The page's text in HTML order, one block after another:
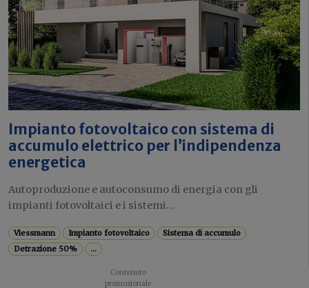
Impianto fotovoltaico con sistema di
accumulo elettrico per l’indipendenza
energetica
Autoproduzione e autoconsumo di energia con gli
impianti fotovoltaici e i sistemi...
Viessmann Impianto fotovoltaico
Sistema di accumulo
Detrazione 50%
...